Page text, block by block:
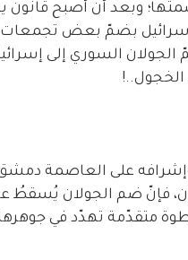
وبعد أن أًصبح قانون
إسرائيل بضمّ بعض تجمعات
الجولان السوري إلى
الخجول..!
على العاصمة
فإنّ ضم الجولان يُسقطُ
متقدّمة تهدّد في